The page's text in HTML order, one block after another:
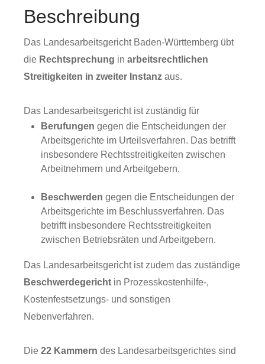
Beschreibung
Das Landesarbeitsgericht Baden-Württemberg übt
die Rechtsprechung in arbeitsrechtlichen
Streitigkeiten in zweiter Instanz aus.
Das Landesarbeitsgericht ist zuständig für
Berufungen gegen die Entscheidungen der
Arbeitsgerichte im Urteilsverfahren. Das betrifft
insbesondere Rechtsstreitigkeiten zwischen
Arbeitnehmern und Arbeitgebern.
Beschwerden gegen die Entscheidungen der
Arbeitsgerichte im Beschlussverfahren. Das
betrifft insbesondere Rechtsstreitigkeiten
zwischen Betriebsräten und Arbeitgebern.
Das Landesarbeitsgericht ist zudem das zuständige
Beschwerdegericht in Prozesskostenhilfe-,
Kostenfestsetzungs- und sonstigen
Nebenverfahren.
Die 22 Kammern des Landesarbeitsgerichtes sind